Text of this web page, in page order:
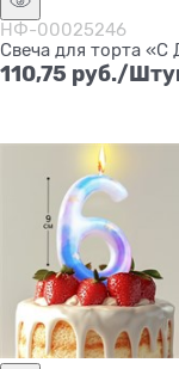
НФ-00025246
Свеча для торта
110,75 руб./